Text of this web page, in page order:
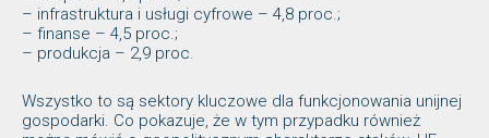
– infrastruktura i usługi cyfrowe – 4,8 proc.;
– finanse – 4,5 proc.;
– produkcja – 2,9 proc.
Wszystko to są sektory kluczowe dla funkcjonowania unijnej
gospodarki. Co pokazuje, że w tym przypadku również